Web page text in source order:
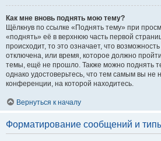
Как мне вновь поднять мою тему?
Щёлкнув по ссылке «Поднять тему» при
«поднять» её в верхнюю часть первой
происходит, то это означает, что
отключена, или время, которое должно
темы, ещё не прошло. Также можно поднять
однако удостоверьтесь, что тем самым вы не
конференции, на которой находитесь.
Вернуться к началу
Форматирование сообщений и